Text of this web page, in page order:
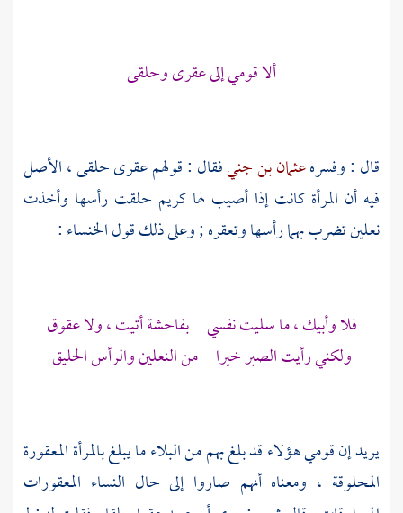
ألا قومي إلى عقرى وحلقى
قال : وفسرهعثمان بن جنيفقال : قولهم عقرى حلقى ، الأصل
فيه أن المرأة كانت إذا أصيب لها كريم حلقت رأسها وأخذت
نعلين تضرب بهما رأسها وتعقره ; وعلى ذلك قولالخنساء:
فلا وأبيك ، ما سليت نفسي بفاحشة أتيت ، ولا عقوق
ولكني رأيت الصبر خيرا من النعلين والرأس الحليق
يريد إن قومي هؤلاء قد بلغ بهم من البلاء ما يبلغ بالمرأة المعقورة
المحلوقة ، ومعناه أنهم صاروا إلى حال النساء المعقورات